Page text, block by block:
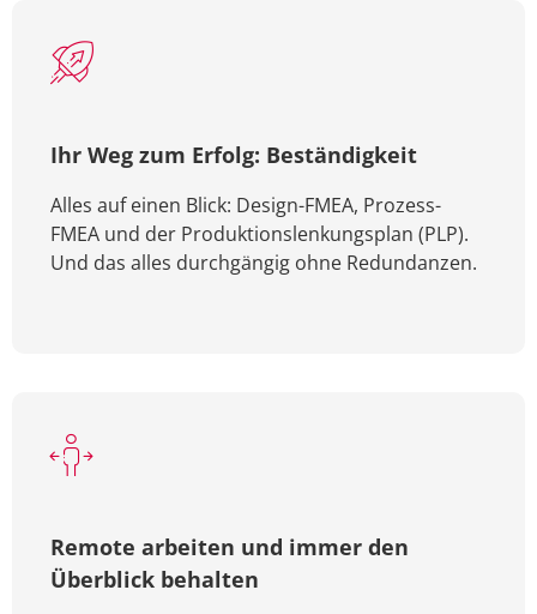
Ihr Weg zum Erfolg: Beständigkeit
Alles auf einen Blick: Design-FMEA, Prozess-
FMEA und der Produktionslenkungsplan (PLP).
Und das alles durchgängig ohne Redundanzen.
Remote arbeiten und immer den
Überblick behalten